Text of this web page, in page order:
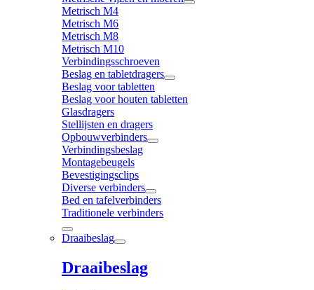
Metrisch M4
Metrisch M6
Metrisch M8
Metrisch M10
Verbindingsschroeven
Beslag en tabletdragers
Beslag voor tabletten
Beslag voor houten tabletten
Glasdragers
Stellijsten en dragers
Opbouwverbinders
Verbindingsbeslag
Montagebeugels
Bevestigingsclips
Diverse verbinders
Bed en tafelverbinders
Traditionele verbinders
Draaibeslag
Draaibeslag